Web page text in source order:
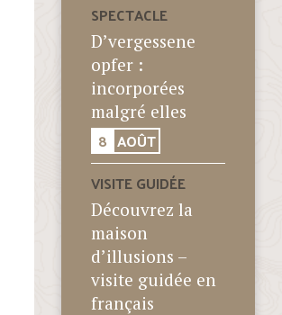
SPECTACLE
D’vergessene
opfer :
incorporées
malgré elles
8 AOÛT
VISITE GUIDÉE
Découvrez la
maison
d’illusions –
visite guidée en
français